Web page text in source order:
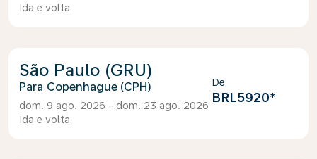
Ida e volta
São Paulo (GRU)
Copenhague (CPH)
dom. 9 ago. 2026 - dom. 23 ago. 2026
Ida e volta
De
BRL5920*